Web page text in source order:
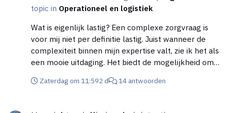
topic in Operationeel en logistiek
Wat is eigenlijk lastig? Een complexe zorgvraag is
voor mij niet per definitie lastig. Juist wanneer de
complexiteit binnen mijn expertise valt, zie ik het als
een mooie uitdaging. Het biedt de mogelijkheid om
coördinatie en maatwerk vraagt. Ik heb eerder
Zaterdag om 11:592 d 14 antwoorden